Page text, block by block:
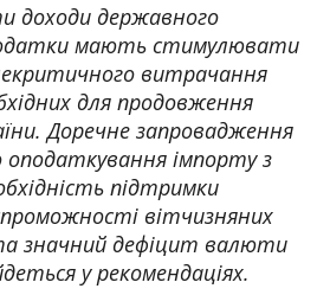
доходи державного
мають стимулювати
витрачання
для продовження
Доречне запровадження
імпорту з
підтримки
вітчизняних
значний дефіцит валюти
у рекомендаціях.